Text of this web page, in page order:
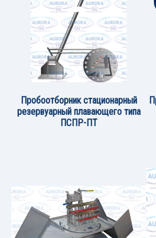
Пробоотборник стационарный
резервуарный плавающего типа
ПСПР-ПТ